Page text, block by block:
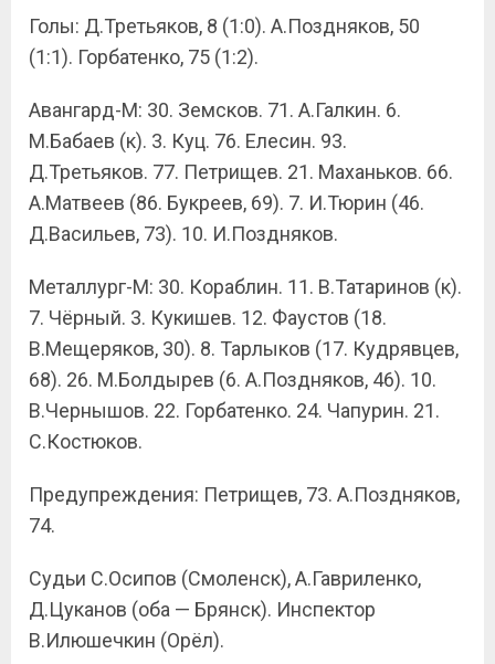
Голы: Д.Третьяков, 8 (1:0). А.Поздняков, 50
(1:1). Горбатенко, 75 (1:2).
Авангард-М: 30. Земсков. 71. А.Галкин. 6.
М.Бабаев (к). 3. Куц. 76. Елесин. 93.
Д.Третьяков. 77. Петрищев. 21. Маханьков. 66.
А.Матвеев (86. Букреев, 69). 7. И.Тюрин (46.
Д.Васильев, 73). 10. И.Поздняков.
Металлург-М: 30. Кораблин. 11. В.Татаринов (к).
7. Чёрный. 3. Кукишев. 12. Фаустов (18.
В.Мещеряков, 30). 8. Тарлыков (17. Кудрявцев,
68). 26. М.Болдырев (6. А.Поздняков, 46). 10.
В.Чернышов. 22. Горбатенко. 24. Чапурин. 21.
С.Костюков.
Предупреждения: Петрищев, 73. А.Поздняков,
74.
Судьи С.Осипов (Смоленск), А.Гавриленко,
Д.Цуканов (оба — Брянск). Инспектор
В.Илюшечкин (Орёл).